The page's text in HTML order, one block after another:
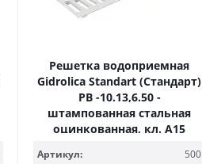
Решетка водоприемная
Gidrolica Standart (Стандарт)
РВ -10.13,6.50 -
штампованная стальная
оцинкованная, кл. А15
Артикул:
500